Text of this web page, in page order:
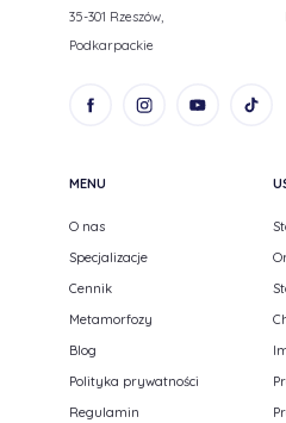
35-301 Rzeszów,
Podkarpackie
MENU
O nas
Specjalizacje
Cennik
Metamorfozy
Blog
Polityka prywatności
Regulamin